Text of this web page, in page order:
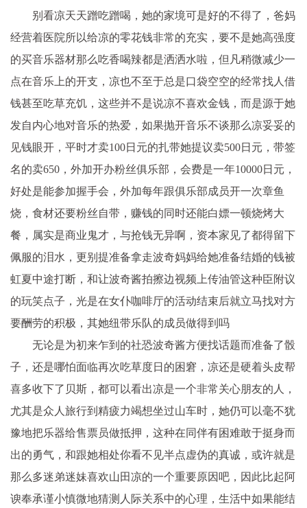
别看凉天天蹭吃蹭喝，她的家境可是好的不得了，爸妈
经营着医院所以给凉的零花钱非常的充实，要不是她高强度
的买音乐器材那么吃香喝辣都是洒洒水啦，但凡稍微减少一
点在音乐上的开支，凉也不至于总是口袋空空的经常找人借
钱甚至吃草充饥，这些并不是说凉不喜欢金钱，而是源于她
发自内心地对音乐的热爱，如果抛开音乐不谈那么凉妥妥的
见钱眼开，平时才卖100日元的扎带她提议卖500日元，带签
名的卖650，外加开办粉丝俱乐部，会费是一年10000日元，
好处是能参加握手会，外加每年跟俱乐部成员开一次章鱼
烧，食材还要粉丝自带，赚钱的同时还能白嫖一顿烧烤大
餐，属实是商业鬼才，与抢钱无异啊，资本家见了都得留下
佩服的泪水，更别提准备拿走波奇妈妈给她准备结婚的钱被
虹夏中途打断，和让波奇酱拍擦边视频上传油管这种臣附议
的玩笑点子，光是在女仆咖啡厅的活动结束后就立马找对方
要酬劳的积极，其她纽带乐队的成员做得到吗
无论是为初来乍到的社恐波奇酱方便找话题而准备了骰
子，还是哪怕面临再次吃草度日的困窘，凉还是硬着头皮帮
喜多收下了贝斯，都可以看出凉是一个非常关心朋友的人，
尤其是众人旅行到精疲力竭想坐过山车时，她仍可以毫不犹
豫地把乐器给售票员做抵押，这种在同伴有困难敢于挺身而
出的勇气，和跟她相处你看不见半点虚伪的真诚，或许就是
那么多迷弟迷妹喜欢山田凉的一个重要原因吧，因此比起阿
谀奉承谨小慎微地猜测人际关系中的心理，生活中如果能结